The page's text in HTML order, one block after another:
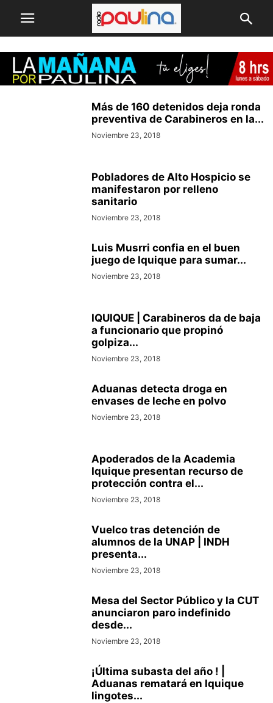
Más de 160 detenidos deja ronda
preventiva de Carabineros en la...
Noviembre 23, 2018
Pobladores de Alto Hospicio se
manifestaron por relleno
sanitario
Noviembre 23, 2018
Luis Musrri confia en el buen
juego de Iquique para sumar...
Noviembre 23, 2018
IQUIQUE | Carabineros da de baja
a funcionario que propinó
golpiza...
Noviembre 23, 2018
Aduanas detecta droga en
envases de leche en polvo
Noviembre 23, 2018
Apoderados de la Academia
Iquique presentan recurso de
protección contra el...
Noviembre 23, 2018
Vuelco tras detención de
alumnos de la UNAP | INDH
presenta...
Noviembre 23, 2018
Mesa del Sector Público y la CUT
anunciaron paro indefinido
desde...
Noviembre 23, 2018
¡Última subasta del año ! |
Aduanas rematará en Iquique
lingotes...